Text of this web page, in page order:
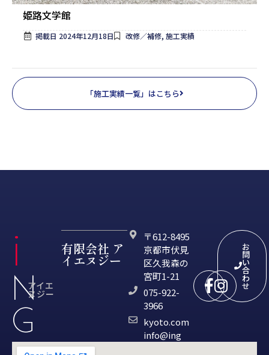
姫路文学館
掲載日 2024年12月18日 改修／補修, 施工実績
「施工実績一覧」はこちら
i
N
G
アイエ
ヌジー
有限会社 ア
イエヌジー
〒612-8495
京都市伏見
区久我森の
宮町1-21
075-922-
3966
moc.otoyk
gni
@ofni
お
問
い
合
わ
せ